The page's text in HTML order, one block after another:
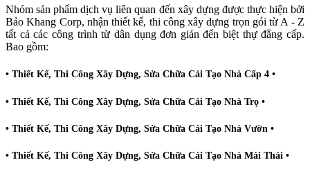
Nhóm sản phẩm dịch vụ liên quan đến xây dựng được thực hiện bởi
Bảo Khang Corp, nhận thiết kế, thi công xây dựng trọn gói từ A - Z
tất cả các công trình từ dân dụng đơn giản đến biệt thự đẳng cấp.
Bao gồm:
• Thiết Kế, Thi Công Xây Dựng, Sửa Chữa Cải Tạo Nhà Cấp 4 •
• Thiết Kế, Thi Công Xây Dựng, Sửa Chữa Cải Tạo Nhà Trọ •
• Thiết Kế, Thi Công Xây Dựng, Sửa Chữa Cải Tạo Nhà Vườn •
• Thiết Kế, Thi Công Xây Dựng, Sửa Chữa Cải Tạo Nhà Mái Thái •